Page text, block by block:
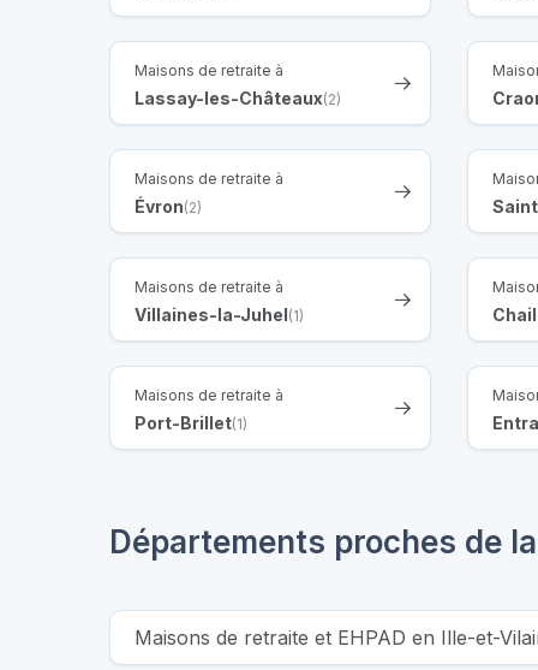
Maisons de retraite à
Lassay-les-Châteaux(2)
Maisons de retraite à
Évron(2)
Maisons de retraite à
Villaines-la-Juhel(1)
Maisons de retraite à
Port-Brillet(1)
Départements proches de
Maisons de retraite et EHPAD en Ille-et-